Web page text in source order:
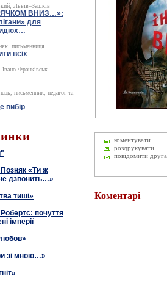
Львів–Зашків
ВНИЗ…»:
для
письменниця
всіх
Франківськ
письменник, педагог та
вибір
«Ти ж
дзвонить…»
тиші»
почуття
імперії
зі мною…»
коментувати
роздрукувати
повідомити друга
Коментарі